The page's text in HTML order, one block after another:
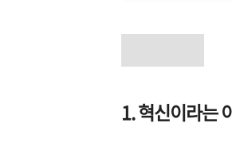
1. 혁신이라는